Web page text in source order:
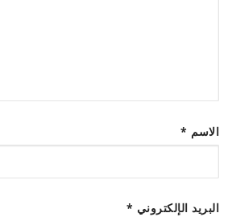
الاسم *
البريد الإلكتروني *